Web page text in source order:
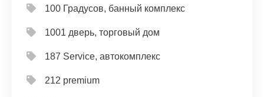
100 Градусов, банный комплекс
1001 дверь, торговый дом
187 Service, автокомплекс
212 premium